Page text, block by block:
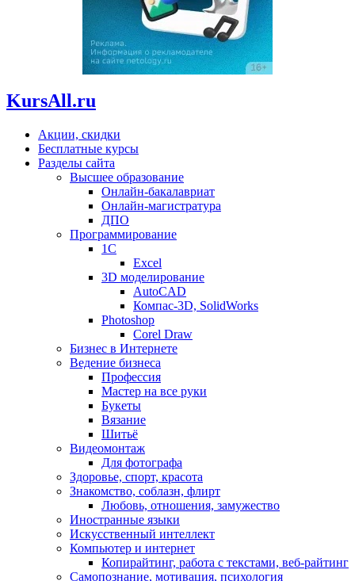
KursAll.ru
Акции, скидки
Бесплатные курсы
Разделы сайта
Высшее образование
Онлайн-бакалавриат
Онлайн-магистратура
ДПО
Программирование
1С
Excel
3D моделирование
AutoCAD
Компас-3D, SolidWorks
Photoshop
Corel Draw
Бизнес в Интернете
Ведение бизнеса
Профессия
Мастер на все руки
Букеты
Вязание
Шитьё
Видеомонтаж
Для фотографа
Здоровье, спорт, красота
Знакомство, соблазн, флирт
Любовь, отношения, замужество
Иностранные языки
Искусственный интеллект
Компьютер и интернет
Копирайтинг, работа с текстами, веб-райтинг
Самопознание, мотивация, психология